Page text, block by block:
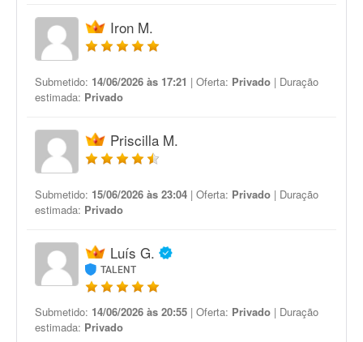
Iron M.
Submetido: 14/06/2026 às 17:21 | Oferta: Privado | Duração
estimada: Privado
Priscilla M.
Submetido: 15/06/2026 às 23:04 | Oferta: Privado | Duração
estimada: Privado
Luís G.
TALENT
Submetido: 14/06/2026 às 20:55 | Oferta: Privado | Duração
estimada: Privado